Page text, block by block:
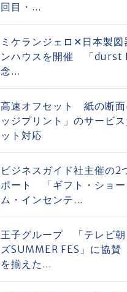
回目・...
ミケランジェロ✕日本製
ンハウスを開催 「durst
念...
高速オフセット 紙の断面
ッジプリント」のサービ
ット対応
ビジネスガイド社主催の2
ポート 「ギフト・ショー
ム・インセンテ...
王子グループ 「テレビ朝
ズSUMMER FES」に協
を揃えた...